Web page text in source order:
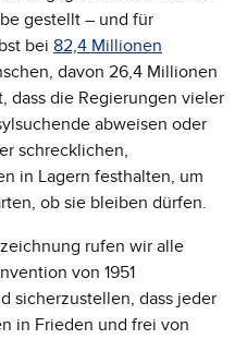
gestellt – und für
bei 82,4 Millionen
davon 26,4 Millionen
dass die Regierungen vieler
abweisen oder
schrecklichen,
in Lagern festhalten, um
ob sie bleiben dürfen.
rufen wir alle
von 1951
sicherzustellen, dass jeder
in Frieden und frei von